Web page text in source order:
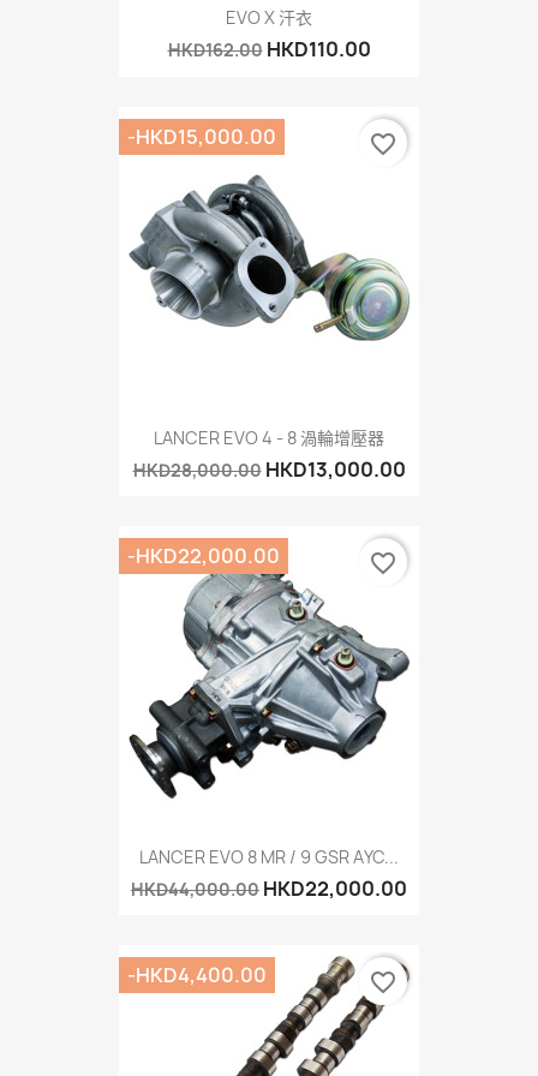
EVO X 汗衣
HKD162.00 HKD110.00
LANCER EVO 4 - 8 渦輪增壓器
HKD28,000.00 HKD13,000.00
-HKD15,000.00 favorite_border
LANCER EVO 8 MR / 9 GSR AYC...
HKD44,000.00 HKD22,000.00
-HKD22,000.00 favorite_border
-HKD4,400.00 favorite_border